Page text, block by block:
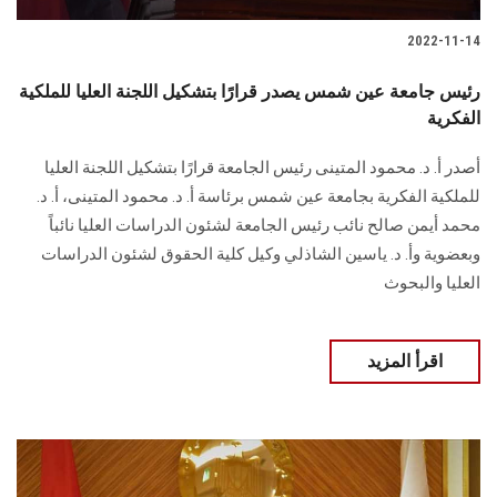
2022-11-14
رئيس جامعة عين شمس يصدر قرارًا بتشكيل اللجنة العليا للملكية
الفكرية
أصدر أ. د. محمود المتينى رئيس الجامعة قرارًا بتشكيل اللجنة العليا
للملكية الفكرية بجامعة عين شمس برئاسة أ. د. محمود المتينى، أ. د.
محمد أيمن صالح نائب رئيس الجامعة لشئون الدراسات العليا نائباً
وبعضوية وأ. د. ياسين الشاذلي وكيل كلية الحقوق لشئون الدراسات
العليا والبحوث
اقرأ المزيد